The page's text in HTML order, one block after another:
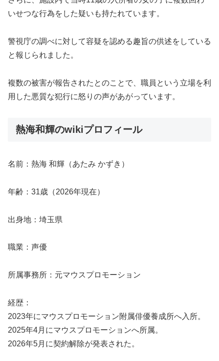
いせつな行為をした疑いも持たれています。
警視庁の調べに対して容疑を認める趣旨の供述をしている
と報じられました。
複数の被害が報告されたとのことで、職員という立場を利
用した悪質な犯行に怒りの声があがっています。
熱海和輝のwikiプロフィール
名前：熱海 和輝（あたみ かずき）
年齢：31歳（2026年現在）
出身地：埼玉県
職業：声優
所属事務所：元マウスプロモーション
経歴：
2023年にマウスプロモーション附属俳優養成所へ入所。
2025年4月にマウスプロモーションへ所属。
2026年5月に契約解除が発表された。